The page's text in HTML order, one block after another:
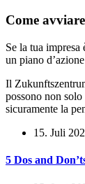
Come
Se la tua
un piano
Il
possono non
sicuramente la
15. Juli
5 Dos and